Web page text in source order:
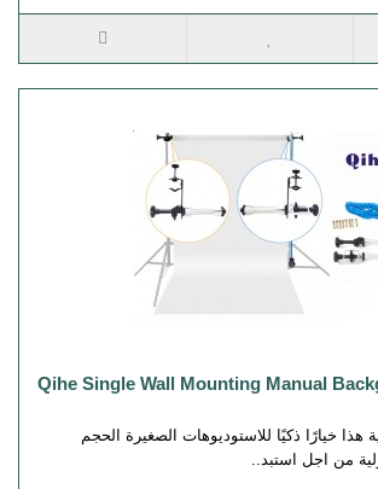
Qihe Single Wall Mounting Manual
هذا خيارًا ذكيًا للاستوديوهات الصغيرة الحجم
من اجل استبد..